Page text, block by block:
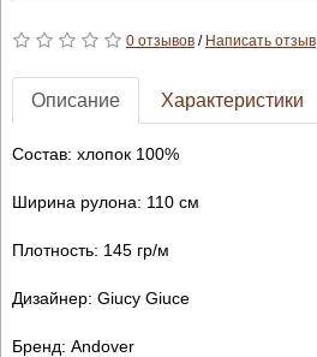
0 отзывов/ Написать отзыв
Описание Характеристики
Состав: хлопок 100%
Ширина рулона: 110 см
Плотность: 145 гр/м
Дизайнер: Giucy Giuce
Бренд: Andover